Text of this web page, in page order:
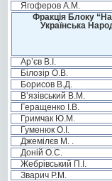
Ягоферов А.М.
Фракція Блоку
Українська
Ар’єв В.І.
Білозір О.В.
Борисов В.Д.
В’язівський В.М.
Геращенко І.В.
Гримчак Ю.М.
Гуменюк О.І.
Джемілєв М. .
Доній О.С.
Жебрівський П.І.
Зварич Р.М.